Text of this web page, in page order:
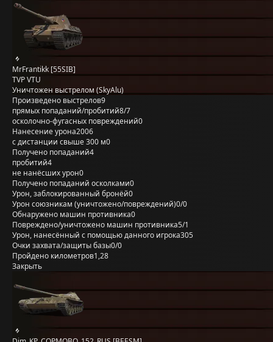
MrFrantikk [55SIB]
TVP VTU
Уничтожен выстрелом (SkyAlu)
Произведено выстрелов9
прямых попаданий/пробитий8/7
осколочно-фугасных повреждений0
Нанесение урона2006
с дистанции свыше 300 м0
Получено попаданий4
пробитий4
не нанёсших урон0
Получено попаданий осколками0
Урон, заблокированный бронёй0
Урон союзникам (уничтожено/повреждений)0/0
Обнаружено машин противника0
Повреждено/уничтожено машин противника5/1
Урон, нанесённый с помощью данного игрока305
Очки захвата/защиты базы0/0
Пройдено километров1,28
Закрыть